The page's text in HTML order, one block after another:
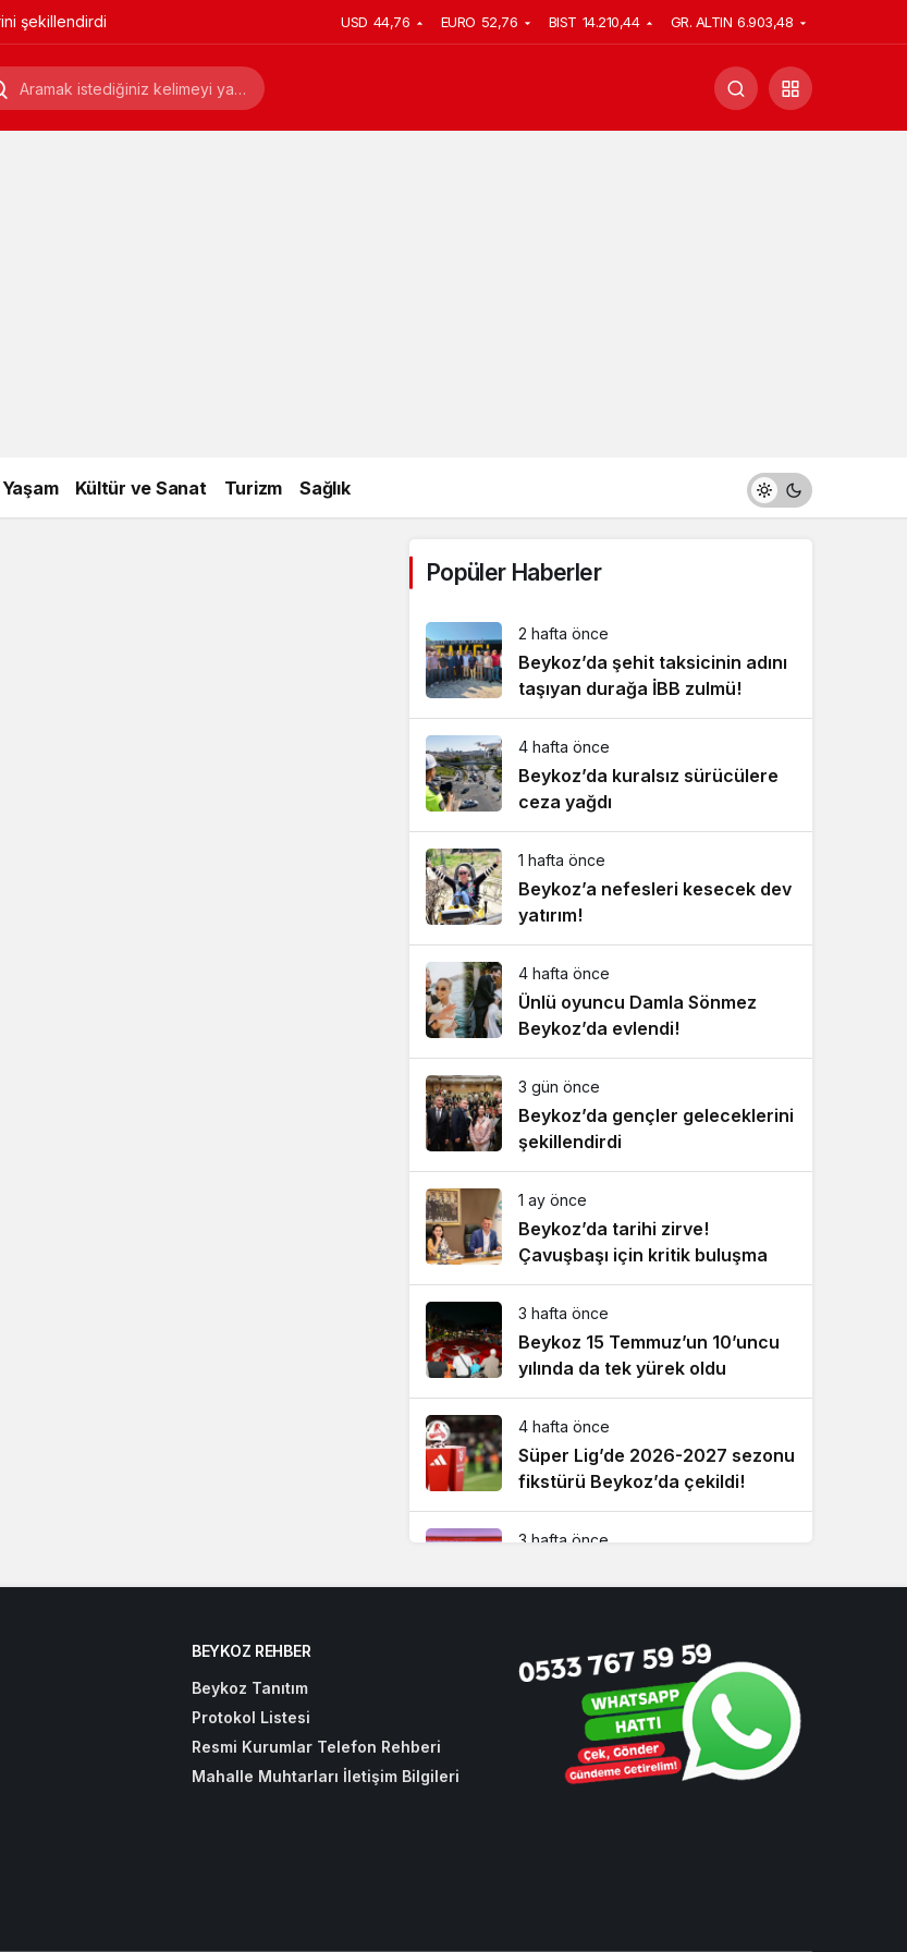
şekillendirdi USD 44,76 EURO 52,76 BIST 14.210,44 GR. ALTIN 6.903,48
Yaşam Kültür ve Sanat Turizm Sağlık
Popüler Haberler
2 hafta önce
Beykoz’da şehit taksicinin adını
taşıyan durağa İBB zulmü!
4 hafta önce
Beykoz’da kuralsız sürücülere
ceza yağdı
1 hafta önce
Beykoz’a nefesleri kesecek dev
yatırım!
4 hafta önce
Ünlü oyuncu Damla Sönmez
Beykoz’da evlendi!
3 gün önce
Beykoz’da gençler geleceklerini
şekillendirdi
1 ay önce
Beykoz’da tarihi zirve!
Çavuşbaşı için kritik buluşma
3 hafta önce
Beykoz 15 Temmuz’un 10’uncu
yılında da tek yürek oldu
4 hafta önce
Süper Lig’de 2026-2027 sezonu
fikstürü Beykoz’da çekildi!
3 hafta önce
4 hafta önce
Beykoz’un sevilen ismi İsmet
Acar vefat etti
BEYKOZ REHBER
Beykoz Tanıtım
Protokol Listesi
Resmi Kurumlar Telefon Rehberi
Mahalle Muhtarları İletişim Bilgileri